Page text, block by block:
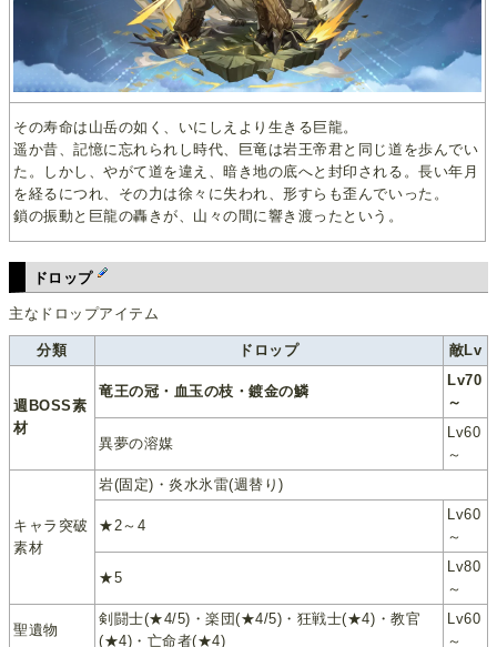
その寿命は山岳の如く、いにしえより生きる巨龍。
遥か昔、記憶に忘れられし時代、巨竜は岩王帝君と同じ道を歩んでい
た。しかし、やがて道を違え、暗き地の底へと封印される。長い年月
を経るにつれ、その力は徐々に失われ、形すらも歪んでいった。
鎖の振動と巨龍の轟きが、山々の間に響き渡ったという。
ドロップ
主なドロップアイテム
分類 ドロップ 敵Lv
週BOSS素
材
竜王の冠・血玉の枝・鍍金の鱗
Lv70
～
異夢の溶媒
Lv60
～
キャラ突破
素材
岩(固定)・炎水氷雷(週替り)
★2～4
Lv60
～
★5
Lv80
～
聖遺物
剣闘士(★4/5)・楽団(★4/5)・狂戦士(★4)・教官
(★4)・亡命者(★4)
Lv60
～